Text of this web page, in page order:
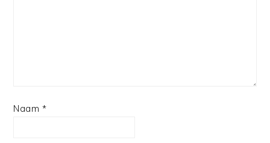
Naam *